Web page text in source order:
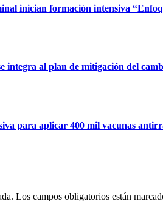
inician formación intensiva
al plan de mitigación del
para aplicar 400 mil vacunas
Los campos obligatorios están